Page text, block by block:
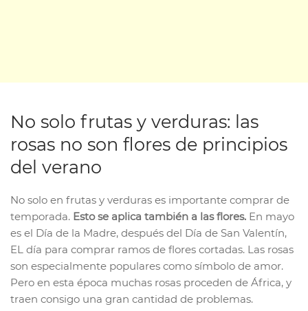
No solo frutas y verduras: las
rosas no son flores de principios
del verano
No solo en frutas y verduras es importante comprar de
temporada. Esto se aplica también a las flores. En mayo
es el Día de la Madre, después del Día de San Valentín,
EL día para comprar ramos de flores cortadas. Las rosas
son especialmente populares como símbolo de amor.
Pero en esta época muchas rosas proceden de África, y
traen consigo una gran cantidad de problemas.